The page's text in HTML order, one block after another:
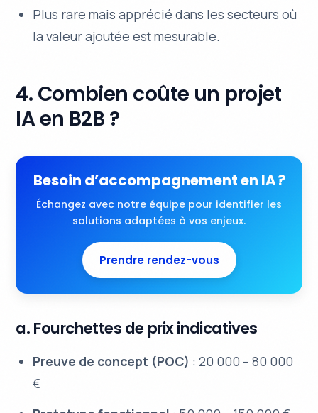
Plus rare mais apprécié dans les secteurs où
la valeur ajoutée est mesurable.
4. Combien coûte un projet
IA en B2B ?
Besoin d’accompagnement en IA ?
Échangez avec notre équipe pour identifier les
solutions adaptées à vos enjeux.
Prendre rendez-vous
a. Fourchettes de prix indicatives
Preuve de concept (POC) : 20 000 – 80 000
€